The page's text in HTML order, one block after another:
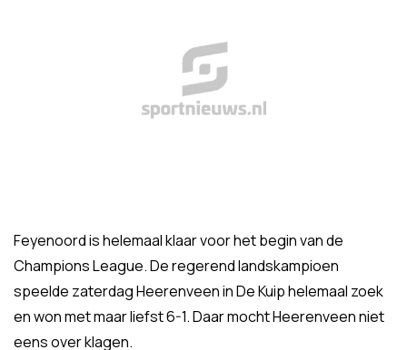
Feyenoord is helemaal klaar voor het begin van de
Champions League. De regerend landskampioen
speelde zaterdag Heerenveen in De Kuip helemaal zoek
en won met maar liefst 6-1. Daar mocht Heerenveen niet
eens over klagen.